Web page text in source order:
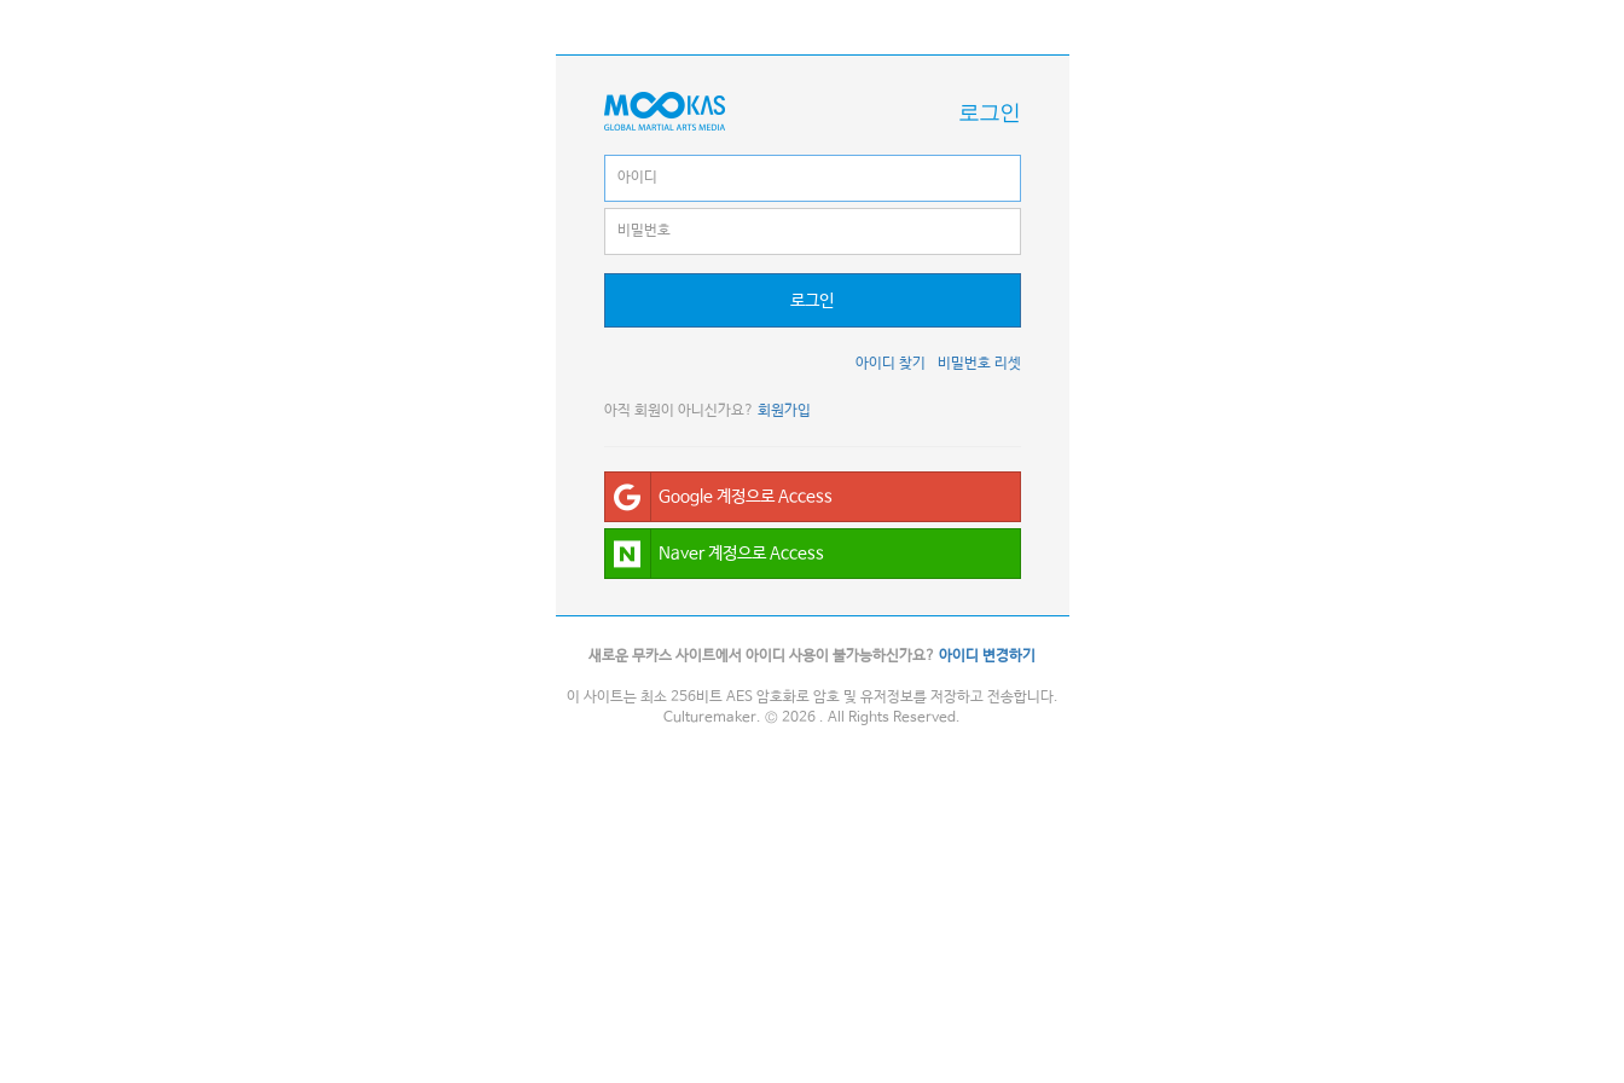
로그인
로그인
비밀번호 리셋
아이디 찾기
아직 회원이 아니신가요? 회원가입
Google 계정으로 Access
Naver 계정으로 Access
새로운 무카스 사이트에서 아이디 사용이 불가능하신가요? 아이디 변경하기
이 사이트는 최소 256비트 AES 암호화로 암호 및 유저정보를 저장하고 전송합니다.
Culturemaker. © 2026 . All Rights Reserved.